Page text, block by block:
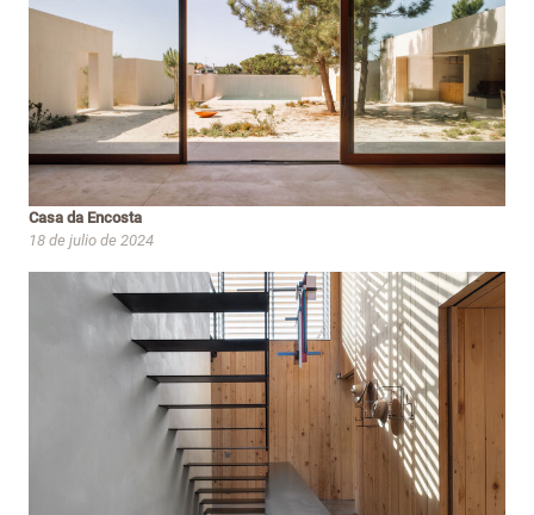
Casa da Encosta
18 de julio de 2024